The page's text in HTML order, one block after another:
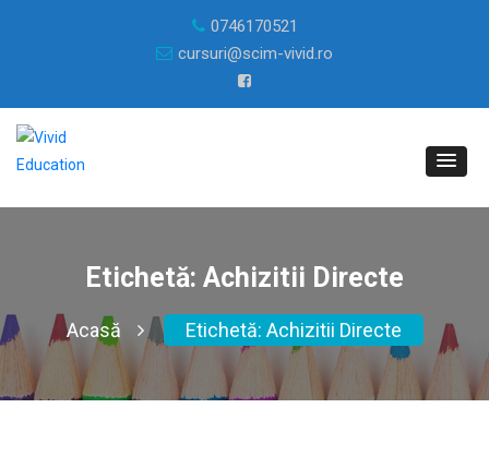
0746170521
cursuri@scim-vivid.ro
Etichetă: Achizitii Directe
Acasă Etichetă: Achizitii Directe